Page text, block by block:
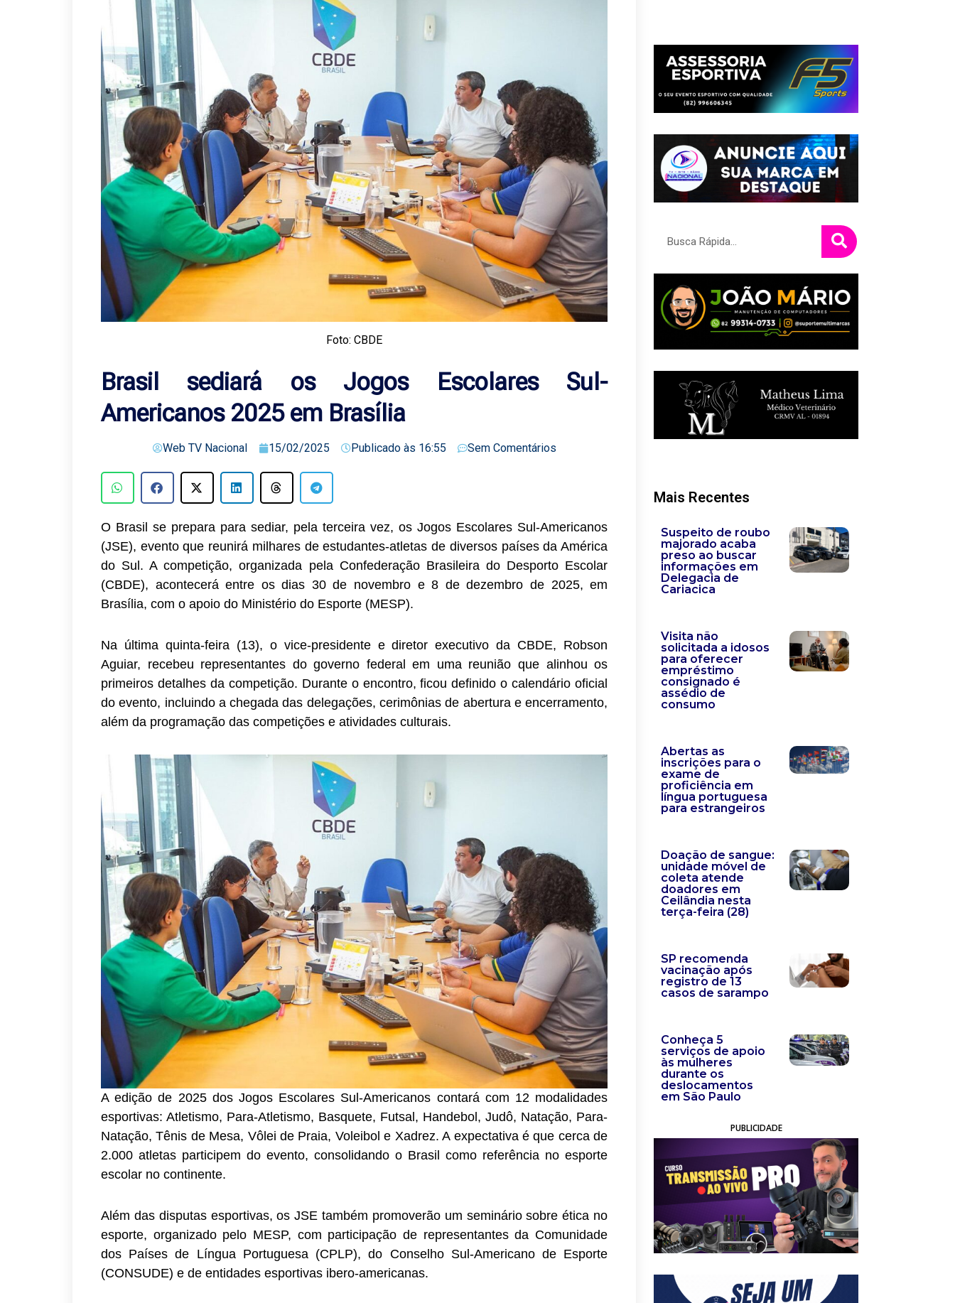
Foto: CBDE
Brasil sediará os Jogos Escolares Sul-
Americanos 2025 em Brasília
Web TV Nacional 15/02/2025 Publicado às 16:55 Sem Comentários
O Brasil se prepara para sediar, pela terceira vez, os Jogos Escolares Sul-Americanos
(JSE), evento que reunirá milhares de estudantes-atletas de diversos países da América
do Sul. A competição, organizada pela Confederação Brasileira do Desporto Escolar
(CBDE), acontecerá entre os dias 30 de novembro e 8 de dezembro de 2025, em
Brasília, com o apoio do Ministério do Esporte (MESP).
Na última quinta-feira (13), o vice-presidente e diretor executivo da CBDE, Robson
Aguiar, recebeu representantes do governo federal em uma reunião que alinhou os
primeiros detalhes da competição. Durante o encontro, ficou definido o calendário oficial
do evento, incluindo a chegada das delegações, cerimônias de abertura e encerramento,
além da programação das competições e atividades culturais.
A edição de 2025 dos Jogos Escolares Sul-Americanos contará com 12 modalidades
esportivas: Atletismo, Para-Atletismo, Basquete, Futsal, Handebol, Judô, Natação, Para-
Natação, Tênis de Mesa, Vôlei de Praia, Voleibol e Xadrez. A expectativa é que cerca de
2.000 atletas participem do evento, consolidando o Brasil como referência no esporte
escolar no continente.
Além das disputas esportivas, os JSE também promoverão um seminário sobre ética no
esporte, organizado pelo MESP, com participação de representantes da Comunidade
dos Países de Língua Portuguesa (CPLP), do Conselho Sul-Americano de Esporte
(CONSUDE) e de entidades esportivas ibero-americanas.
Mais Recentes
Suspeito de roubo
majorado acaba
preso ao buscar
informações em
Delegacia de
Cariacica
Visita não
solicitada a idosos
para oferecer
empréstimo
consignado é
assédio de
consumo
Abertas as
inscrições para o
exame de
proficiência em
língua portuguesa
para estrangeiros
Doação de sangue:
unidade móvel de
coleta atende
doadores em
Ceilândia nesta
terça-feira (28)
SP recomenda
vacinação após
registro de 13
casos de sarampo
Conheça 5
serviços de apoio
às mulheres
durante os
deslocamentos
em São Paulo
PUBLICIDADE